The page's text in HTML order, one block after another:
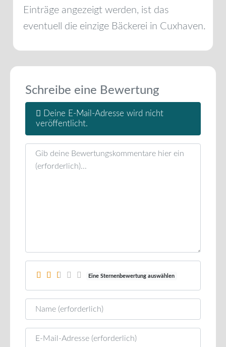
Einträge angezeigt werden, ist das
eventuell die einzige Bäckerei in Cuxhaven.
Schreibe eine Bewertung
Deine E-Mail-Adresse wird nicht
veröffentlicht.
Rezensionstext
Eine Sternenbewertung auswählen
Name
E-Mail